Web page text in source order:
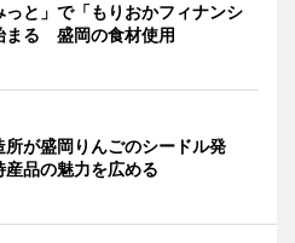
っと」で「もりおかフィナンシ
まる 盛岡の食材使用
所が盛岡りんごのシードル発
品の魅力を広める